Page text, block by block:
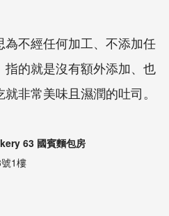
不經任何加工、不添加任
的就是沒有額外添加、也
非常美味且濕潤的吐司。
63 國賓麵包房
號1樓